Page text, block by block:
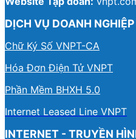
DỊCH VỤ DOANH NGHIỆP
Chữ Ký Số VNPT-CA
Hóa Đơn Điện Tử VNPT
Phần Mềm BHXH 5.0
Internet Leased Line VNPT
INTERNET - TRUYỀN